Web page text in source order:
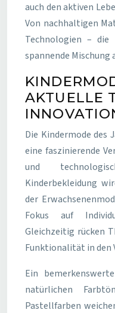
auch den aktiven
Von nachhaltigen
Technologien – die
spannende Mischung
AKTUELLE
Die Kindermode des
eine faszinierende
und
Kinderbekleidung
der
Fokus auf
Gleichzeitig rücken
Funktionalität in den
Ein
natürlichen
Pastellfarben